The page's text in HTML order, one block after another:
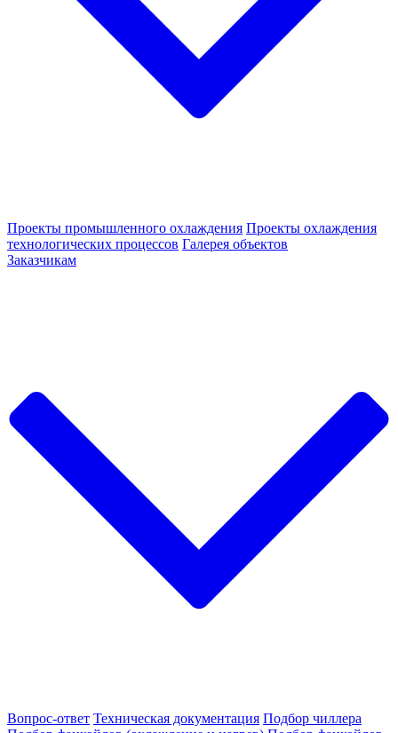
Проекты промышленного охлаждения Проекты охлаждения
технологических процессов Галерея объектов
Заказчикам
Вопрос-ответ Техническая документация Подбор чиллера